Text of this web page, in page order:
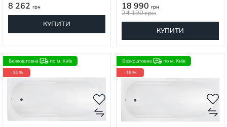
8 262 грн
КУПИТИ
18 990 грн
24 190грн
КУПИТИ
-14 % -15 %